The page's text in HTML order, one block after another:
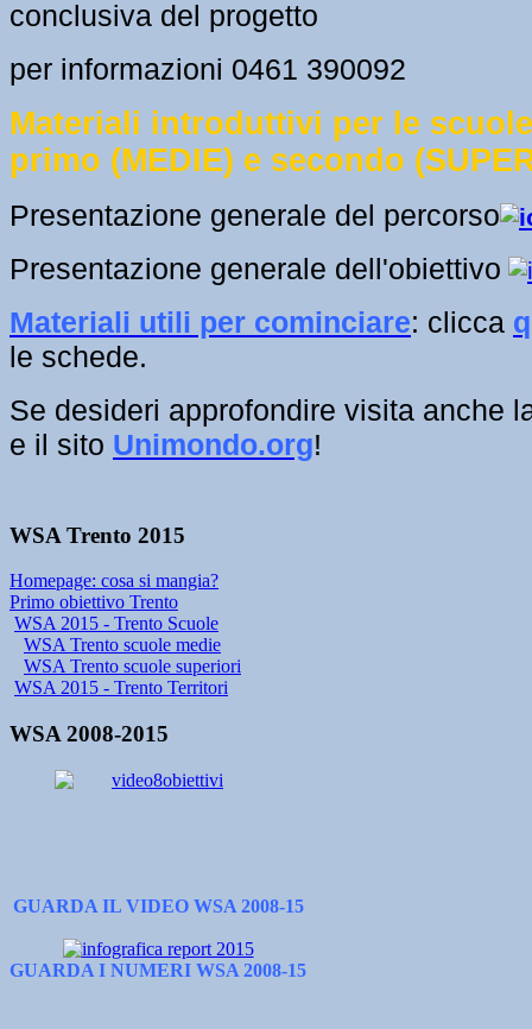
conclusiva del progetto
per informazioni 0461 390092
Materiali introduttivi per le
primo (MEDIE) e secondo
Presentazione generale del percorso
Presentazione generale dell'obiettivo
​Materiali utili per cominciare: clicca
le schede.
Se desideri approfondire visita anche
e il sito Unimondo.org!
WSA Trento 2015
Homepage: cosa si mangia?
Primo obiettivo Trento
WSA 2015 - Trento Scuole
WSA Trento scuole medie
WSA Trento scuole superiori
WSA 2015 - Trento Territori
WSA 2008-2015
GUARDA IL VIDEO WSA 2008-15
GUARDA I NUMERI WSA 2008-15